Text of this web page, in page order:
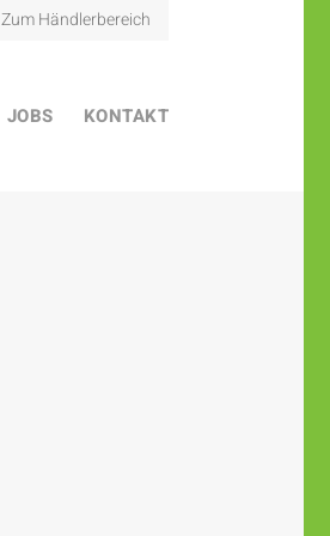
Zum Händlerbereich
JOBS KONTAKT